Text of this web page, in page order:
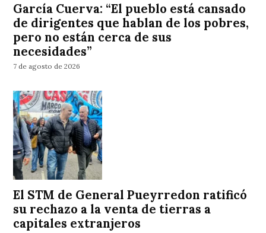
García Cuerva: “El pueblo está cansado
de dirigentes que hablan de los pobres,
pero no están cerca de sus
necesidades”
7 de agosto de 2026
El STM de General Pueyrredon ratificó
su rechazo a la venta de tierras a
capitales extranjeros